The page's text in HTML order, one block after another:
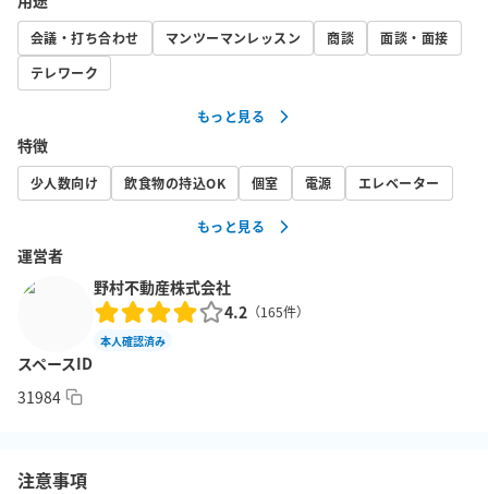
会議・打ち合わせ マンツーマンレッスン 商談
面談・面接
テレワーク
もっと見る
特徴
少人数向け 飲食物の持込OK 個室 電源 エレベーター
もっと見る
運営者
野村不動産株式会社
4.2 （165件）
本人確認済み
スペースID
31984
注意事項